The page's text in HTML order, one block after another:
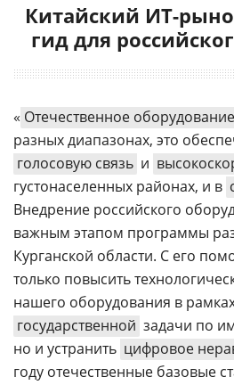
Китайский ИТ-
гид для
« Отечественное оборудование
разных диапазонах, это
голосовую связь и
густонаселенных районах, и в
Внедрение российского
важным этапом программы
Курганской области. С его
только повысить
нашего оборудования в
государственной задачи по
но и устранить цифровое
году отечественные базовые